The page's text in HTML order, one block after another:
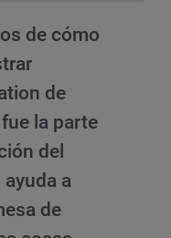
de cómo
de
la parte
del
a
de